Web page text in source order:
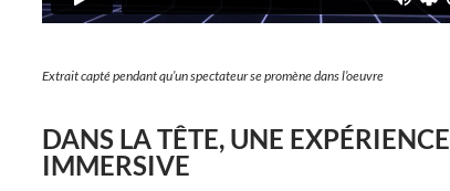
Extrait capté pendant qu’un spectateur se promène dans l’oeuvre
DANS LA TÊTE, UNE EXPÉRIENCE
IMMERSIVE